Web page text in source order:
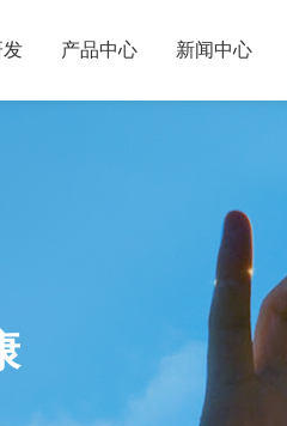
发 产品中心 新闻中心